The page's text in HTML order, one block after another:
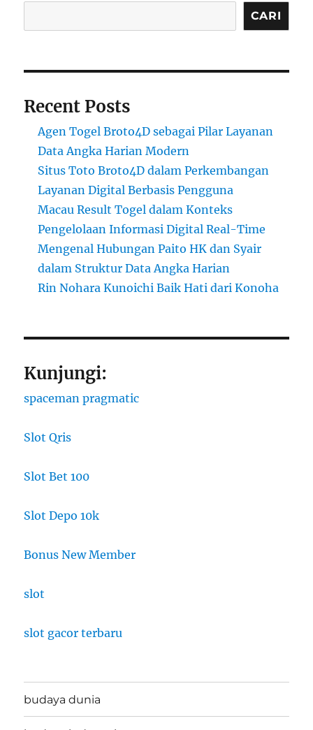
CARI
Recent Posts
Agen Togel Broto4D sebagai Pilar Layanan
Data Angka Harian Modern
Situs Toto Broto4D dalam Perkembangan
Layanan Digital Berbasis Pengguna
Macau Result Togel dalam Konteks
Pengelolaan Informasi Digital Real-Time
Mengenal Hubungan Paito HK dan Syair
dalam Struktur Data Angka Harian
Rin Nohara Kunoichi Baik Hati dari Konoha
Kunjungi:
spaceman pragmatic
Slot Qris
Slot Bet 100
Slot Depo 10k
Bonus New Member
slot
slot gacor terbaru
budaya dunia